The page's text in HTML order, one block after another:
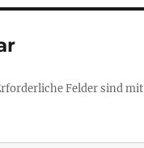
Felder sind mit